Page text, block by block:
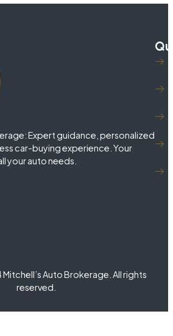
Expert guidance, personalized
car-buying experience. Your
your auto needs.
Auto Brokerage. All rights
reserved.